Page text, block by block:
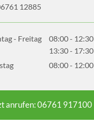
12885
- Freitag
08:00 - 12:30
13:30 - 17:30
08:00 - 12:00
anrufen: 06761 917100